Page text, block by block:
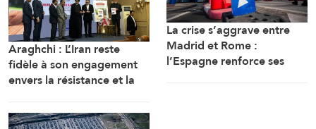
Araghchi : L’Iran reste
fidèle à son engagement
envers la résistance et la
malgré toutes les pressions
La crise s’aggrave entre
Madrid et Rome :
l’Espagne renforce ses